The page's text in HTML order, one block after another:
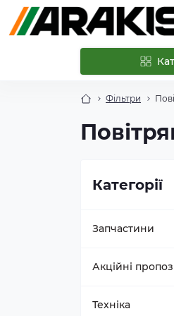
Фільтри
Категорії
Запчастини
Розборка
Розборка
Акційні
Техніка